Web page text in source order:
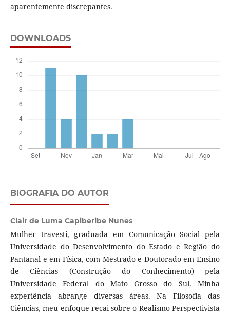
aparentemente discrepantes.
DOWNLOADS
BIOGRAFIA DO AUTOR
Clair de Luma Capiberibe Nunes
Mulher travesti, graduada em Comunicação Social pela
Universidade do Desenvolvimento do Estado e Região do
Pantanal e em Física, com Mestrado e Doutorado em Ensino
de Ciências (Construção do Conhecimento) pela
Universidade Federal do Mato Grosso do Sul. Minha
experiência abrange diversas áreas. Na Filosofia das
Ciências, meu enfoque recai sobre o Realismo Perspectivista